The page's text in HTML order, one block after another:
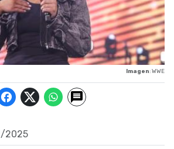
Imagen: WWE
2025